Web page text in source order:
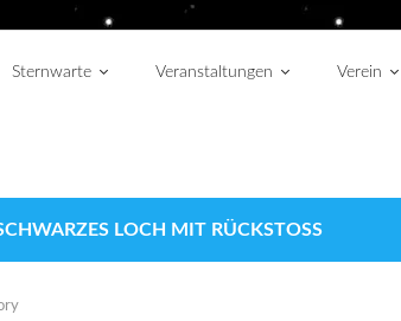
Sternwarte Veranstaltungen Verein
LOCH MIT RÜCKSTOSS